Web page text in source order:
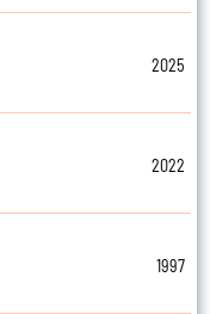
2025
2022
1997